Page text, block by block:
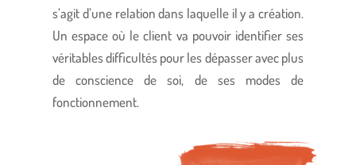
s’agit d’une relation dans laquelle il y a création.
Un espace où le client va pouvoir identifier ses
véritables difficultés pour les dépasser avec plus
de conscience de soi, de ses modes de
fonctionnement.